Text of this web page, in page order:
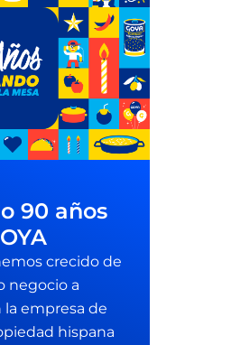
90 años
crecido de
negocio a
empresa de
hispana